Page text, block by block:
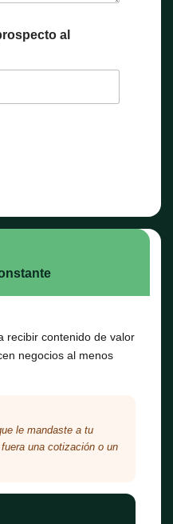
al
recibir contenido de valor
negocios al menos
le mandaste a tu
una cotización o un